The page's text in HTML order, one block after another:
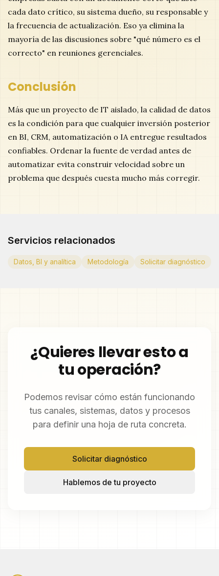
cada dato crítico, su sistema dueño, su responsable y
la frecuencia de actualización. Eso ya elimina la
mayoría de las discusiones sobre "qué número es el
correcto" en reuniones gerenciales.
Conclusión
Más que un proyecto de IT aislado, la calidad de datos
es la condición para que cualquier inversión posterior
en BI, CRM, automatización o IA entregue resultados
confiables. Ordenar la fuente de verdad antes de
automatizar evita construir velocidad sobre un
problema que después cuesta mucho más corregir.
Servicios relacionados
Datos, BI y analítica Metodología Solicitar diagnóstico
¿Quieres llevar esto a
tu operación?
Podemos revisar cómo están funcionando
tus canales, sistemas, datos y procesos
para definir una hoja de ruta concreta.
Solicitar diagnóstico
Hablemos de tu proyecto